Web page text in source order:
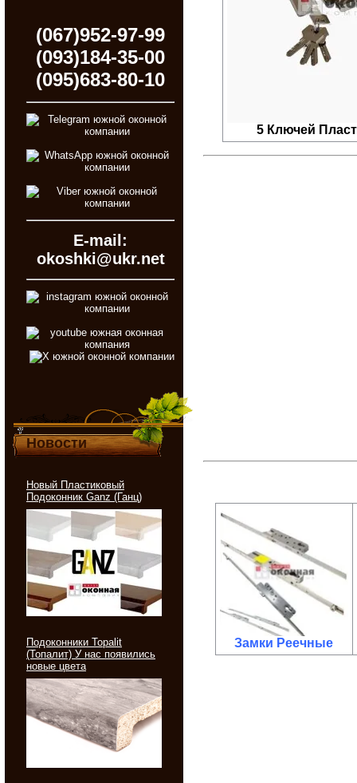
(067)952-97-99
(093)184-35-00
(095)683-80-10
E-mail:
okoshki@ukr.net
Новости
Новый Пластиковый
Подоконник Ganz (Ганц)
Подоконники Topalit
(Топалит) У нас появились
новые цвета
5 Ключей
Замки Реечные